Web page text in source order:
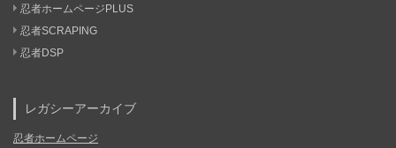
忍者ホームページPLUS
忍者SCRAPING
忍者DSP
レガシーアーカイブ
忍者ホームページ